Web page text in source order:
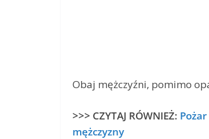
Obaj mężczyźni, pomimo
>>> CZYTAJ RÓWNIEŻ:
mężczyzny